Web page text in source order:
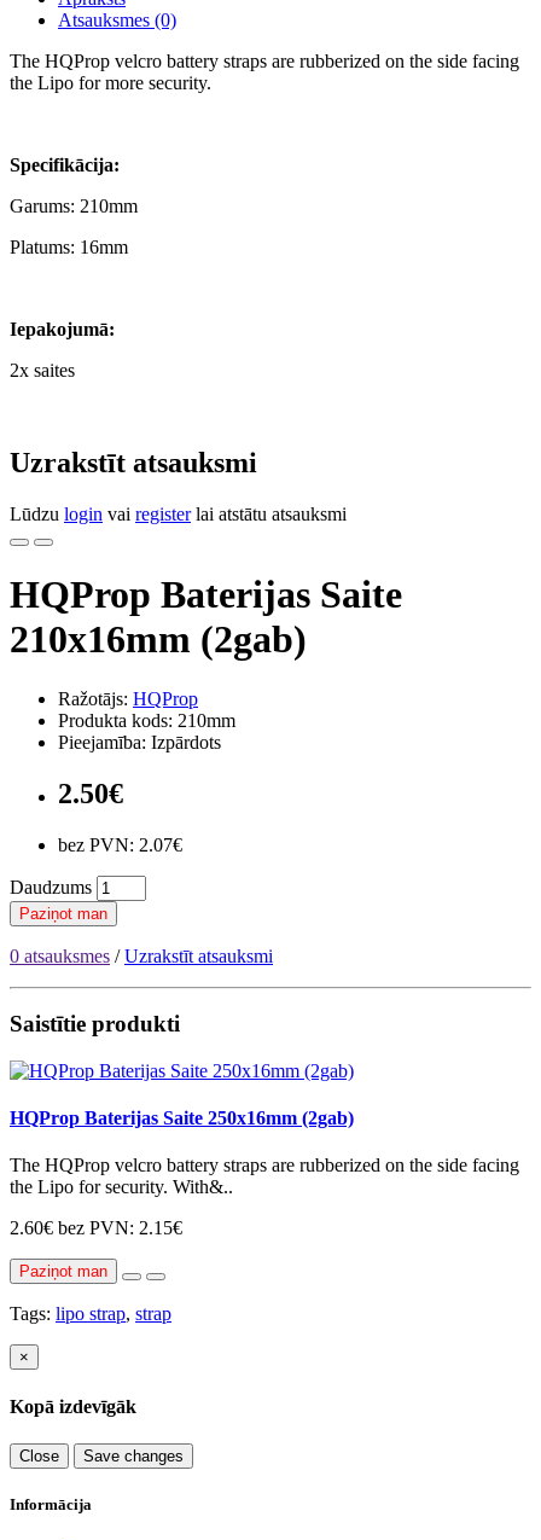
Atsauksmes (0)
The HQProp velcro battery straps are rubberized on the side facing
the Lipo for more security.
Specifikācija:
Garums: 210mm
Platums: 16mm
Iepakojumā:
2x saites
Uzrakstīt atsauksmi
Lūdzu login vai registerlai atstātu atsauksmi
HQProp Baterijas Saite
210x16mm (2gab)
Ražotājs: HQProp
Produkta kods: 210mm
Pieejamība: Izpārdots
2.50€
bez PVN: 2.07€
Daudzums
Paziņot man
0 atsauksmes /Uzrakstīt atsauksmi
Saistītie produkti
HQProp Baterijas Saite 250x16mm (2gab)
The HQProp velcro battery straps are rubberized on the side facing
the Lipo for security. With&..
2.60€ bez PVN: 2.15€
Paziņot man
Tags: lipo strap, strap
×
Kopā izdevīgāk
Close Save changes
Informācija